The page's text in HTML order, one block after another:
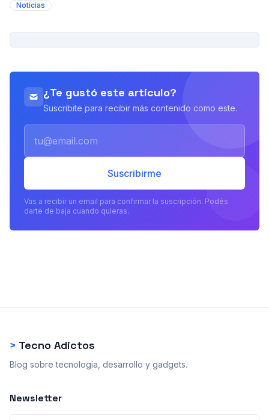
Noticias
¿Te gustó este artículo?
Suscribite para recibir más contenido como este.
Suscribirme
Vas a recibir un email para confirmar la suscripción. Podés
darte de baja cuando quieras.
> Tecno Adictos
Blog sobre tecnología, desarrollo y gadgets.
Newsletter